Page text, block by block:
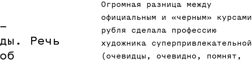
Речь
Огромная разница между
официальным и «черным» курсами
рубля сделала профессию
художника суперпривлекательной
(очевидцы, очевидно, помнят,